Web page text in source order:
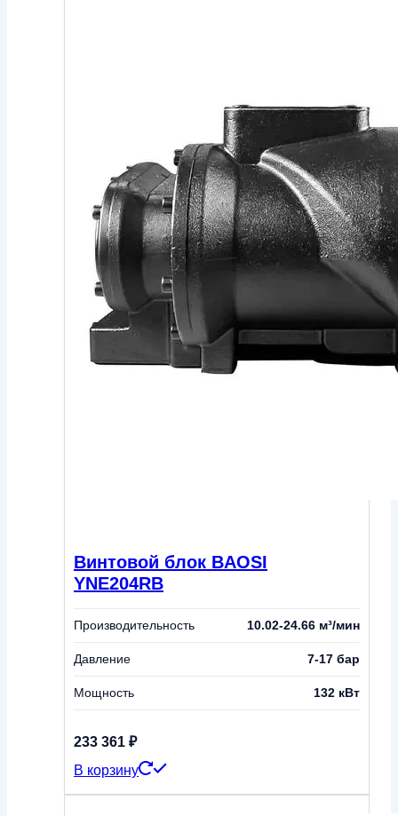
Винтовой блок BAOSI
YNE204RB
Производительность 10.02-24.66 м³/мин
Давление 7-17 бар
Мощность 132 кВт
233 361 ₽
В корзину